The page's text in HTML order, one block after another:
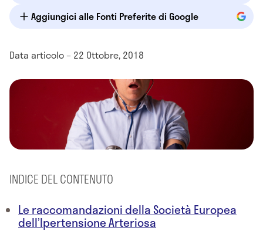
Aggiungici alle Fonti Preferite di Google
Data articolo – 22 Ottobre, 2018
INDICE DEL CONTENUTO
Le raccomandazioni della Società Europea
dell’Ipertensione Arteriosa